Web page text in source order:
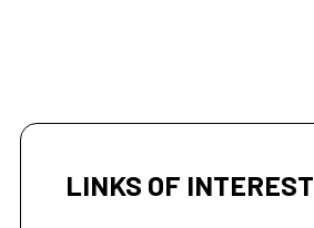
LINKS OF INTEREST